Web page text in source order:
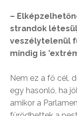
–
strandok
veszélytelenül
mindig is
Nem ez a fő cél,
egy hasonló, ha
amikor a